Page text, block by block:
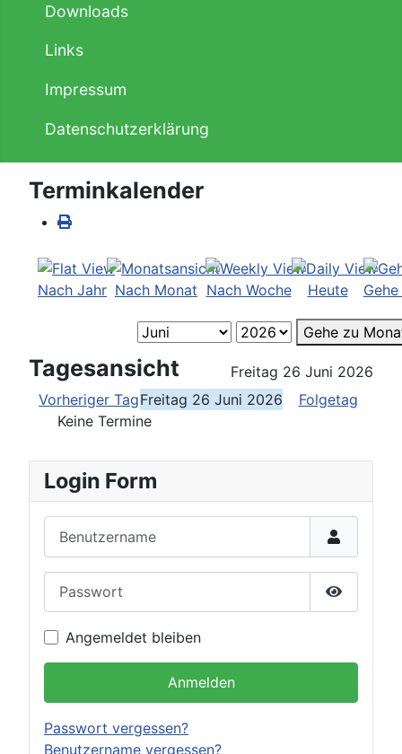
Downloads
Links
Impressum
Datenschutzerklärung
Terminkalender
Nach Jahr Nach Monat Nach Woche Heute
Gehe zu
Tagesansicht
Freitag 26 Juni 2026
Vorheriger TagFreitag 26 Juni 2026
Folgetag
Keine Termine
Login Form
Passwort
Angemeldet bleiben
Anmelden
Passwort vergessen?
Benutzername vergessen?